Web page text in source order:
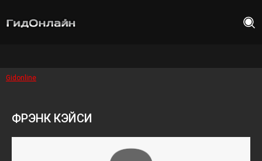
Gidonline
ФРЭНК КЭЙСИ